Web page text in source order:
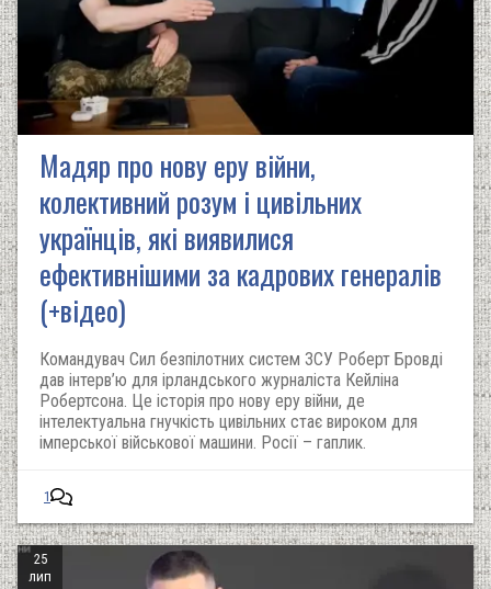
Мадяр про нову еру війни,
колективний розум і цивільних
українців, які виявилися
ефективнішими за кадрових генералів
(+відео)
Командувач Сил безпілотних систем ЗСУ Роберт Бровді
дав інтерв’ю для ірландського журналіста Кейліна
Робертсона. Це історія про нову еру війни, де
інтелектуальна гнучкість цивільних стає вироком для
імперської військової машини. Росії – гаплик.
1
25
лип